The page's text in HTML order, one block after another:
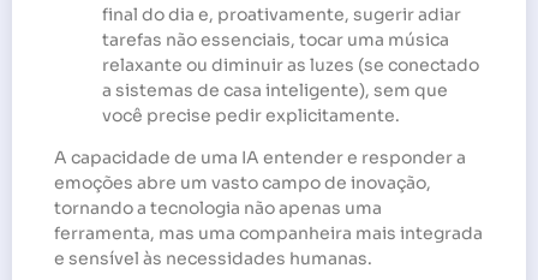
final do dia e, proativamente, sugerir adiar
tarefas não essenciais, tocar uma música
relaxante ou diminuir as luzes (se conectado
a sistemas de casa inteligente), sem que
você precise pedir explicitamente.
A capacidade de uma IA entender e responder a
emoções abre um vasto campo de inovação,
tornando a tecnologia não apenas uma
ferramenta, mas uma companheira mais integrada
e sensível às necessidades humanas.